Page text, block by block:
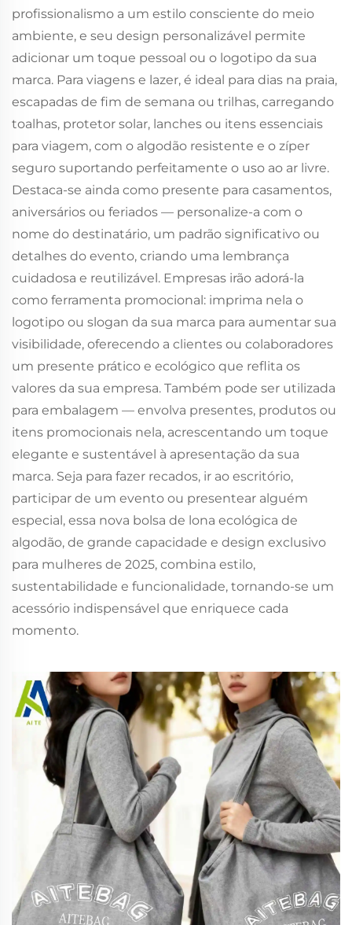
profissionalismo a um estilo consciente do meio
ambiente, e seu design personalizável permite
adicionar um toque pessoal ou o logotipo da sua
marca. Para viagens e lazer, é ideal para dias na praia,
escapadas de fim de semana ou trilhas, carregando
toalhas, protetor solar, lanches ou itens essenciais
para viagem, com o algodão resistente e o zíper
seguro suportando perfeitamente o uso ao ar livre.
Destaca-se ainda como presente para casamentos,
aniversários ou feriados — personalize-a com o
nome do destinatário, um padrão significativo ou
detalhes do evento, criando uma lembrança
cuidadosa e reutilizável. Empresas irão adorá-la
como ferramenta promocional: imprima nela o
logotipo ou slogan da sua marca para aumentar sua
visibilidade, oferecendo a clientes ou colaboradores
um presente prático e ecológico que reflita os
valores da sua empresa. Também pode ser utilizada
para embalagem — envolva presentes, produtos ou
itens promocionais nela, acrescentando um toque
elegante e sustentável à apresentação da sua
marca. Seja para fazer recados, ir ao escritório,
participar de um evento ou presentear alguém
especial, essa nova bolsa de lona ecológica de
algodão, de grande capacidade e design exclusivo
para mulheres de 2025, combina estilo,
sustentabilidade e funcionalidade, tornando-se um
acessório indispensável que enriquece cada
momento.